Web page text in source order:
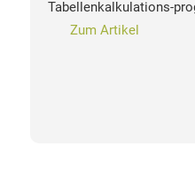
Tabellenkalkulations-
Zum Artikel